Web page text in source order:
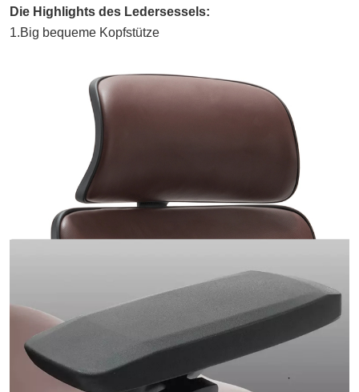
Die Highlights des Ledersessels:
1.Big bequeme Kopfstütze